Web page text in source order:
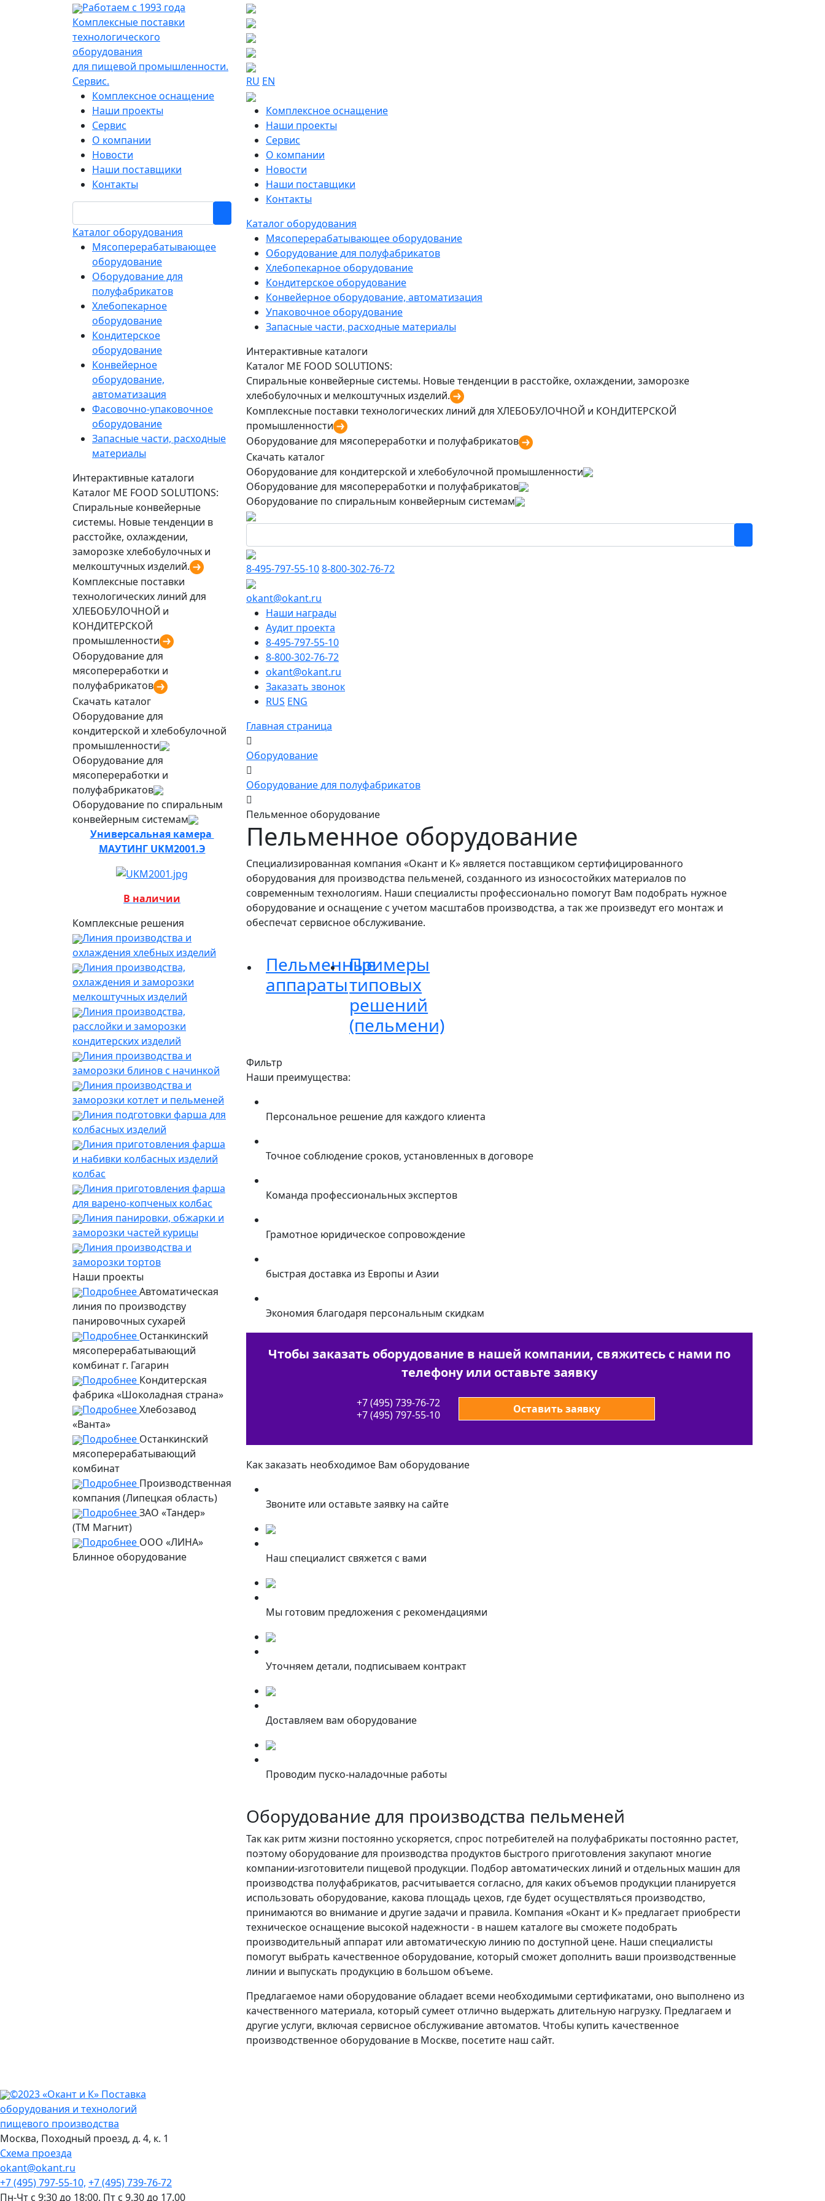
Работаем с 1993 года
Комплексные поставки
технологического
оборудования
для пищевой промышленности.
Сервис.
Комплексное оснащение
Наши проекты
Сервис
О компании
Новости
Наши поставщики
Контакты
Каталог оборудования
Мясоперерабатывающее
оборудование
Оборудование для
полуфабрикатов
Хлебопекарное
оборудование
Кондитерское
оборудование
Конвейерное
оборудование,
автоматизация
Фасовочно-упаковочное
оборудование
Запасные части, расходные
материалы
Интерактивные каталоги
Каталог ME FOOD SOLUTIONS:
Спиральные конвейерные
системы. Новые тенденции в
расстойке, охлаждении,
заморозке хлебобулочных и
мелкоштучных изделий.
Комплексные поставки
технологических линий для
ХЛЕБОБУЛОЧНОЙ и
КОНДИТЕРСКОЙ
промышленности
Оборудование для
мясопереработки и
полуфабрикатов
Скачать каталог
Оборудование для
кондитерской и хлебобулочной
промышленности
Оборудование для
мясопереработки и
полуфабрикатов
Оборудование по спиральным
конвейерным системам
Универсальная камера
МАУТИНГ UKM2001.Э
В наличии
Комплексные решения
Линия производства и
охлаждения хлебных изделий
Линия производства,
охлаждения и заморозки
мелкоштучных изделий
Линия производства,
расслойки и заморозки
кондитерских изделий
Линия производства и
заморозки блинов с начинкой
Линия производства и
заморозки котлет и пельменей
Линия подготовки фарша для
колбасных изделий
Линия приготовления фарша
и набивки колбасных изделий
колбас
Линия приготовления фарша
для варено-копченых колбас
Линия панировки, обжарки и
заморозки частей курицы
Линия производства и
заморозки тортов
Наши проекты
ПодробнееАвтоматическая
линия по производству
панировочных сухарей
Подробнее Останкинский
мясоперерабатывающий
комбинат г. Гагарин
Подробнее Кондитерская
фабрика «Шоколадная страна»
ПодробнееХлебозавод
«Ванта»
Подробнее Останкинский
мясоперерабатывающий
комбинат
Подробнее Производственная
компания (Липецкая область)
ПодробнееЗАО «Тандер»
(ТМ Магнит)
Подробнее ООО «ЛИНА»
Блинное оборудование
RU EN
Комплексное оснащение
Наши проекты
Сервис
О компании
Новости
Наши поставщики
Контакты
Каталог оборудования
Мясоперерабатывающее оборудование
Оборудование для полуфабрикатов
Хлебопекарное оборудование
Кондитерское оборудование
Конвейерное оборудование, автоматизация
Упаковочное оборудование
Запасные части, расходные материалы
Интерактивные каталоги
Каталог ME FOOD SOLUTIONS:
Спиральные конвейерные системы. Новые тенденции в расстойке, охлаждении, заморозке
хлебобулочных и мелкоштучных изделий.
Комплексные поставки технологических линий для ХЛЕБОБУЛОЧНОЙ и КОНДИТЕРСКОЙ
промышленности
Оборудование для мясопереработки и полуфабрикатов
Скачать каталог
Оборудование для кондитерской и хлебобулочной промышленности
Оборудование для мясопереработки и полуфабрикатов
Оборудование по спиральным конвейерным системам
8-495-797-55-108-800-302-76-72
okant@okant.ru
Наши награды
Аудит проекта
8-495-797-55-10
8-800-302-76-72
okant@okant.ru
Заказать звонок
RUS ENG
Главная страница
Оборудование
Оборудование для полуфабрикатов
Пельменное оборудование
Пельменное оборудование
Специализированная компания «Окант и К» является поставщиком сертифицированного
оборудования для производства пельменей, созданного из износостойких материалов по
современным технологиям. Наши специалисты профессионально помогут Вам подобрать нужное
оборудование и оснащение с учетом масштабов производства, а так же произведут его монтаж и
обеспечат сервисное обслуживание.
Пельменные
аппараты
Примеры
типовых
решений
(пельмени)
Фильтр
Наши преимущества:
Персональное решение для каждого клиента
Точное соблюдение сроков, установленных в договоре
Команда профессиональных экспертов
Грамотное юридическое сопровождение
быстрая доставка из Европы и Азии
Экономия благодаря персональным скидкам
Чтобы заказать оборудование в нашей компании, свяжитесь с нами по
телефону или оставьте заявку
+7 (495) 739-76-72
+7 (495) 797-55-10
Оставить заявку
Как заказать необходимое Вам оборудование
Звоните или оставьте заявку на сайте
Наш специалист свяжется с вами
Мы готовим предложения с рекомендациями
Уточняем детали, подписываем контракт
Доставляем вам оборудование
Проводим пуско-наладочные работы
Оборудование для производства пельменей
Так как ритм жизни постоянно ускоряется, спрос потребителей на полуфабрикаты постоянно растет,
поэтому оборудование для производства продуктов быстрого приготовления закупают многие
компании-изготовители пищевой продукции. Подбор автоматических линий и отдельных машин для
производства полуфабрикатов, расчитывается согласно, для каких объемов продукции планируется
использовать оборудование, какова площадь цехов, где будет осуществляться производство,
принимаются во внимание и другие задачи и правила. Компания «Окант и К» предлагает приобрести
техническое оснащение высокой надежности - в нашем каталоге вы сможете подобрать
производительный аппарат или автоматическую линию по доступной цене. Наши специалисты
помогут выбрать качественное оборудование, который сможет дополнить ваши производственные
линии и выпускать продукцию в большом объеме.
Предлагаемое нами оборудование обладает всеми необходимыми сертификатами, оно выполнено из
качественного материала, который сумеет отлично выдержать длительную нагрузку. Предлагаем и
другие услуги, включая сервисное обслуживание автоматов. Чтобы купить качественное
производственное оборудование в Москве, посетите наш сайт.
©2023 «Окант и К» Поставка
оборудования и технологий
пищевого производства
Москва, Походный проезд, д. 4, к. 1
Схема проезда
okant@okant.ru
+7 (495) 797-55-10, +7 (495) 739-76-72
Пн-Чт с 9:30 до 18:00, Пт с 9.30 до 17.00